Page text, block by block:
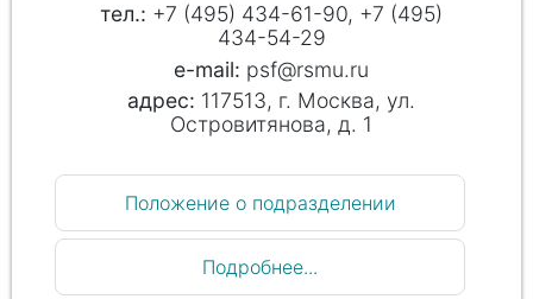
+7 (495) 434-61-90, +7 (495)
434-54-29
psf@rsmu.ru
117513, г. Москва, ул.
Островитянова, д. 1
Положение о подразделении
Подробнее...